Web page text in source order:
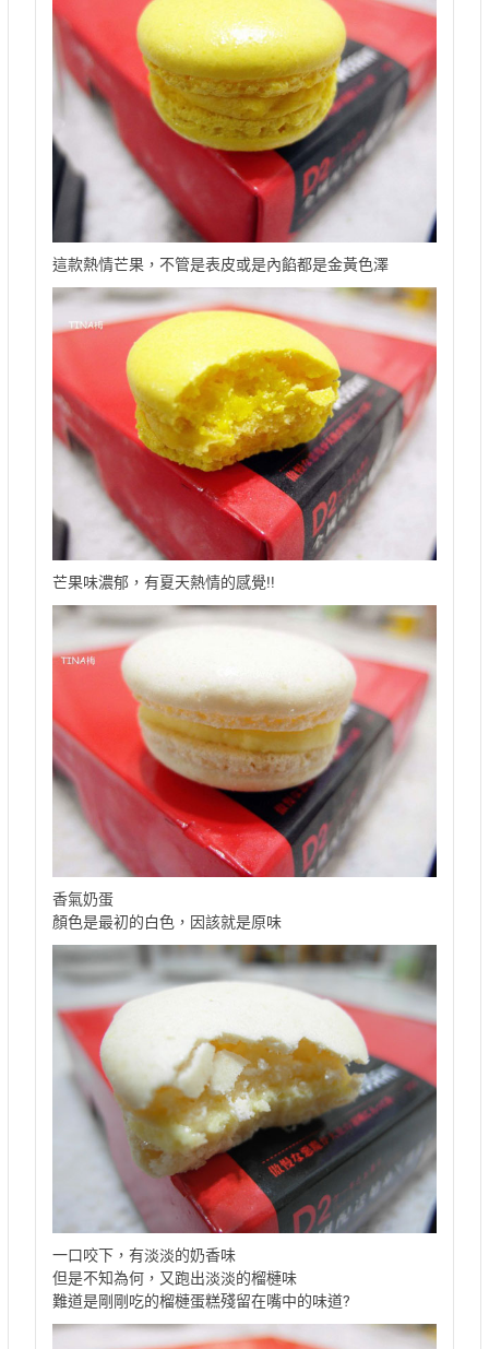
這款熱情芒果，不管是表皮或是內餡都是金黃色澤
芒果味濃郁，有夏天熱情的感覺!!
香氣奶蛋
顏色是最初的白色，因該就是原味
一口咬下，有淡淡的奶香味
但是不知為何，又跑出淡淡的榴槤味
難道是剛剛吃的榴槤蛋糕殘留在嘴中的味道?